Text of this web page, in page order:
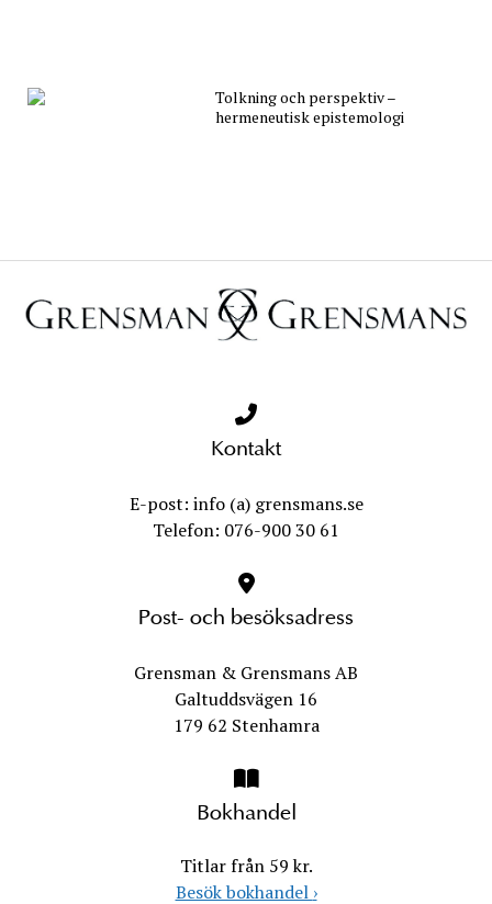
Tolkning och perspektiv –
hermeneutisk epistemologi
Kontakt
E-post: info (a) grensmans.se
Telefon: 076-900 30 61
Post- och besöksadress
Grensman & Grensmans AB
Galtuddsvägen 16
179 62 Stenhamra
Bokhandel
Titlar från 59 kr.
Besök bokhandel ›